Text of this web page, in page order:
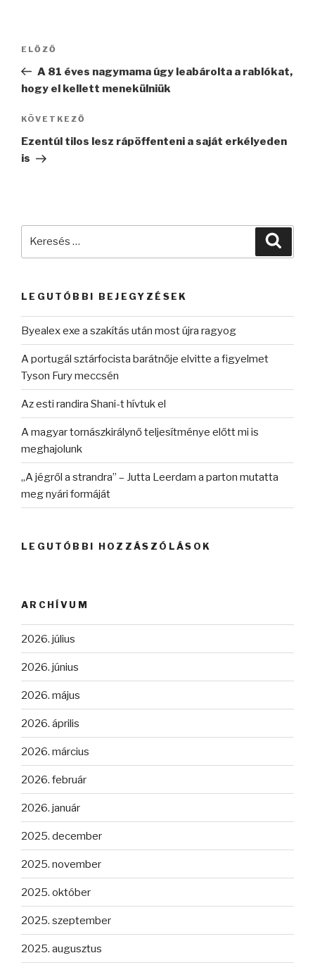
Bejegyzés
Korábbi
bejegyzés
ELŐZŐ
A 81 éves nagymama úgy leabárolta a rablókat,
hogy el kellett menekülniük
Következő
bejegyzés
KÖVETKEZŐ
Ezentúl tilos lesz rápöffenteni a saját erkélyeden
is
LEGUTÓBBI BEJEGYZÉSEK
Byealex exe a szakítás után most újra ragyog
A portugál sztárfocista barátnője elvitte a figyelmet
Tyson Fury meccsén
Az esti randira Shani-t hívtuk el
A magyar tornászkirálynő teljesítménye előtt mi is
meghajolunk
„A jégről a strandra” – Jutta Leerdam a parton mutatta
meg nyári formáját
LEGUTÓBBI HOZZÁSZÓLÁSOK
ARCHÍVUM
2026. július
2026. június
2026. május
2026. április
2026. március
2026. február
2026. január
2025. december
2025. november
2025. október
2025. szeptember
2025. augusztus